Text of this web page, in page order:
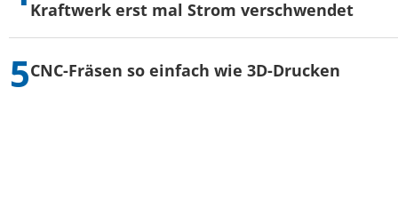
Kraftwerk erst mal Strom verschwendet
CNC-Fräsen so einfach wie 3D-Drucken